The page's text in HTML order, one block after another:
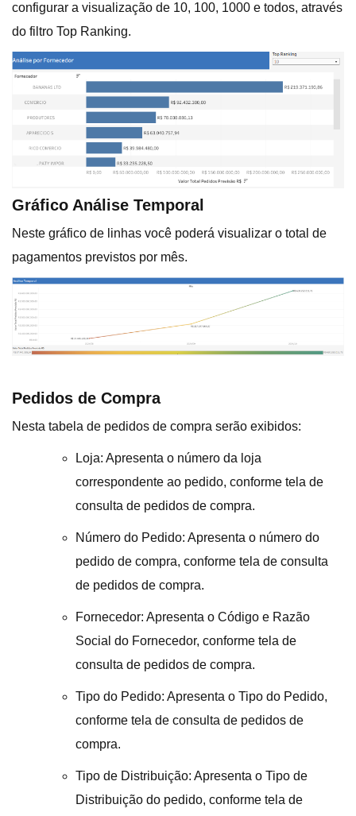
configurar a visualização de 10, 100, 1000 e todos, através
do filtro Top Ranking.
Gráfico Análise Temporal
Neste gráfico de linhas você poderá visualizar o total de
pagamentos previstos por mês.
Pedidos de Compra
Nesta tabela de pedidos de compra serão exibidos:
Loja: Apresenta o número da loja
correspondente ao pedido, conforme tela de
consulta de pedidos de compra.
Número do Pedido: Apresenta o número do
pedido de compra, conforme tela de consulta
de pedidos de compra.
Fornecedor: Apresenta o Código e Razão
Social do Fornecedor, conforme tela de
consulta de pedidos de compra.
Tipo do Pedido: Apresenta o Tipo do Pedido,
conforme tela de consulta de pedidos de
compra.
Tipo de Distribuição: Apresenta o Tipo de
Distribuição do pedido, conforme tela de